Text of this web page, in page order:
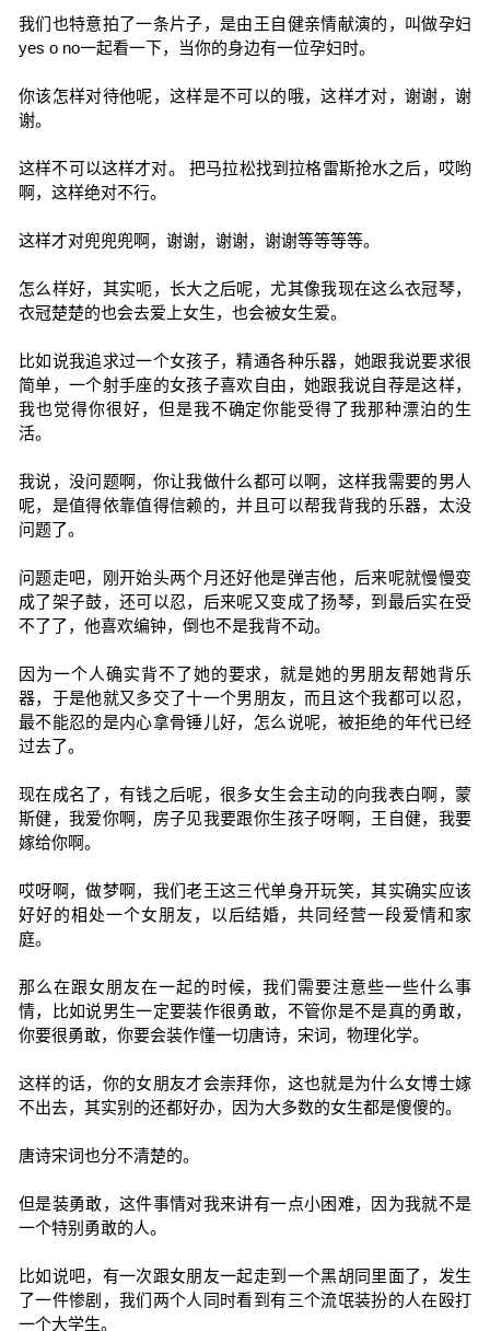
我们也特意拍了一条片子，是由王自健亲情献演的，叫做孕妇
yes o no一起看一下，当你的身边有一位孕妇时。
你该怎样对待他呢，这样是不可以的哦，这样才对，谢谢，谢
谢。
这样不可以这样才对。 把马拉松找到拉格雷斯抢水之后，哎哟
啊，这样绝对不行。
这样才对兜兜兜啊，谢谢，谢谢，谢谢等等等等。
怎么样好，其实呃，长大之后呢，尤其像我现在这么衣冠琴，
衣冠楚楚的也会去爱上女生，也会被女生爱。
比如说我追求过一个女孩子，精通各种乐器，她跟我说要求很
简单，一个射手座的女孩子喜欢自由，她跟我说自荐是这样，
我也觉得你很好，但是我不确定你能受得了我那种漂泊的生
活。
我说，没问题啊，你让我做什么都可以啊，这样我需要的男人
呢，是值得依靠值得信赖的，并且可以帮我背我的乐器，太没
问题了。
问题走吧，刚开始头两个月还好他是弹吉他，后来呢就慢慢变
成了架子鼓，还可以忍，后来呢又变成了扬琴，到最后实在受
不了了，他喜欢编钟，倒也不是我背不动。
因为一个人确实背不了她的要求，就是她的男朋友帮她背乐
器，于是他就又多交了十一个男朋友，而且这个我都可以忍，
最不能忍的是内心拿骨锤儿好，怎么说呢，被拒绝的年代已经
过去了。
现在成名了，有钱之后呢，很多女生会主动的向我表白啊，蒙
斯健，我爱你啊，房子见我要跟你生孩子呀啊，王自健，我要
嫁给你啊。
哎呀啊，做梦啊，我们老王这三代单身开玩笑，其实确实应该
好好的相处一个女朋友，以后结婚，共同经营一段爱情和家
庭。
那么在跟女朋友在一起的时候，我们需要注意些一些什么事
情，比如说男生一定要装作很勇敢，不管你是不是真的勇敢，
你要很勇敢，你要会装作懂一切唐诗，宋词，物理化学。
这样的话，你的女朋友才会崇拜你，这也就是为什么女博士嫁
不出去，其实别的还都好办，因为大多数的女生都是傻傻的。
唐诗宋词也分不清楚的。
但是装勇敢，这件事情对我来讲有一点小困难，因为我就不是
一个特别勇敢的人。
比如说吧，有一次跟女朋友一起走到一个黑胡同里面了，发生
了一件惨剧，我们两个人同时看到有三个流氓装扮的人在殴打
一个大学生。